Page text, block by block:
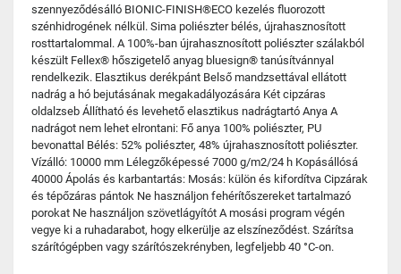
szennyeződésálló BIONIC-FINISH®ECO kezelés fluorozott
szénhidrogének nélkül. Sima poliészter bélés, újrahasznosított
rosttartalommal. A 100%-ban újrahasznosított poliészter szálakból
készült Fellex® hőszigetelő anyag bluesign® tanúsítvánnyal
rendelkezik. Elasztikus derékpánt Belső mandzsettával ellátott
nadrág a hó bejutásának megakadályozására Két cipzáras
oldalzseb Állítható és levehető elasztikus nadrágtartó Anya A
nadrágot nem lehet elrontani: Fő anya 100% poliészter, PU
bevonattal Bélés: 52% poliészter, 48% újrahasznosított poliészter.
Vízálló: 10000 mm Lélegzőképessé 7000 g/m2/24 h Kopásállósá
40000 Ápolás és karbantartás: Mosás: külön és kifordítva Cipzárak
és tépőzáras pántok Ne használjon fehérítőszereket tartalmazó
porokat Ne használjon szövetlágyítót A mosási program végén
vegye ki a ruhadarabot, hogy elkerülje az elszíneződést. Szárítsa
szárítógépben vagy szárítószekrényben, legfeljebb 40 °C-on.